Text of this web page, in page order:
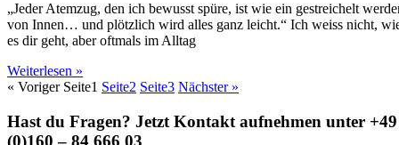
„Jeder Atemzug, den ich bewusst spüre, ist wie ein gestreichelt
von Innen… und plötzlich wird alles ganz leicht.“ Ich weiss nicht,
es dir geht, aber oftmals im Alltag
Weiterlesen »
« Voriger Seite1 Seite2 Seite3 Nächster »
Hast du Fragen? Jetzt Kontakt aufnehmen unter +49
(0)160 – 84 666 03